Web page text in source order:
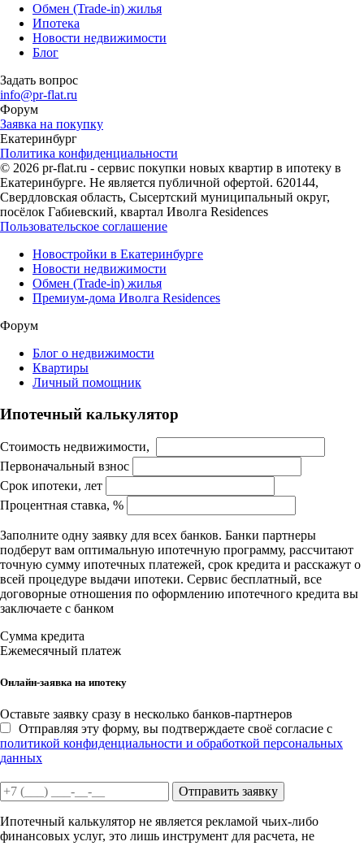
Обмен (Trade-in) жилья
Ипотека
Новости недвижимости
Блог
Задать вопрос
info@pr-flat.ru
Форум
Заявка на покупку
Екатеринбург
Политика конфиденциальности
© 2026 pr-flat.ru - сервис покупки новых квартир в ипотеку в
Екатеринбурге. Не является публичной офертой. 620144,
Свердловская область, Сысертский муниципальный округ,
посёлок Габиевский, квартал Иволга Residences
Пользовательское соглашение
Новостройки в Екатеринбурге
Новости недвижимости
Обмен (Trade-in) жилья
Премиум-дома Иволга Residences
Форум
Блог о недвижимости
Квартиры
Личный помощник
Ипотечный калькулятор
Стоимость недвижимости,
Первоначальный взнос
Срок ипотеки, лет
Процентная ставка, %
Заполните одну заявку для всех банков. Банки партнеры
подберут вам оптимальную ипотечную программу, рассчитают
точную сумму ипотечных платежей, срок кредита и расскажут о
всей процедуре выдачи ипотеки. Сервис бесплатный, все
договорные отношения по оформлению ипотечного кредита вы
заключаете с банком
Сумма кредита
Ежемесячный платеж
Онлайн-заявка на ипотеку
Оставьте заявку сразу в несколько банков-партнеров
Отправляя эту форму, вы подтверждаете своё согласие с
политикой конфиденциальности и обработкой персональных
данных
Отправить заявку
Ипотечный калькулятор не является рекламой чьих-либо
финансовых услуг, это лишь инструмент для расчета, не